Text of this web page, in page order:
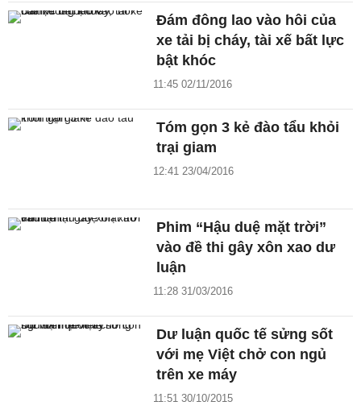
Đám đông lao vào hôi của
xe tải bị cháy, tài xế bất lực
bật khóc
11:45 02/11/2016
Tóm gọn 3 kẻ đào tẩu khỏi
trại giam
12:41 23/04/2016
Phim “Hậu duệ mặt trời”
vào đề thi gây xôn xao dư
luận
11:28 31/03/2016
Dư luận quốc tế sửng sốt
với mẹ Việt chở con ngủ
trên xe máy
11:51 30/10/2015